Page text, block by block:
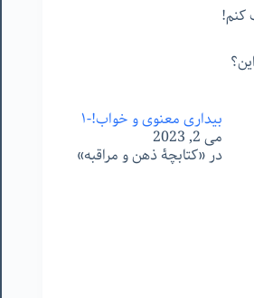
کنم!
بیداری معنوی و خواب!-۱
می 2, 2023
در «کتابچۀ ذهن و مراقبه»